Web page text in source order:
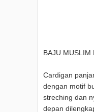
BAJU MUSLIM
Cardigan
dengan motif
streching dan
depan